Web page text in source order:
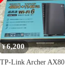
¥6,200
TP-Link Archer AX80